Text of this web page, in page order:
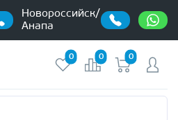
Новороссийск/
Анапа
0 0 0